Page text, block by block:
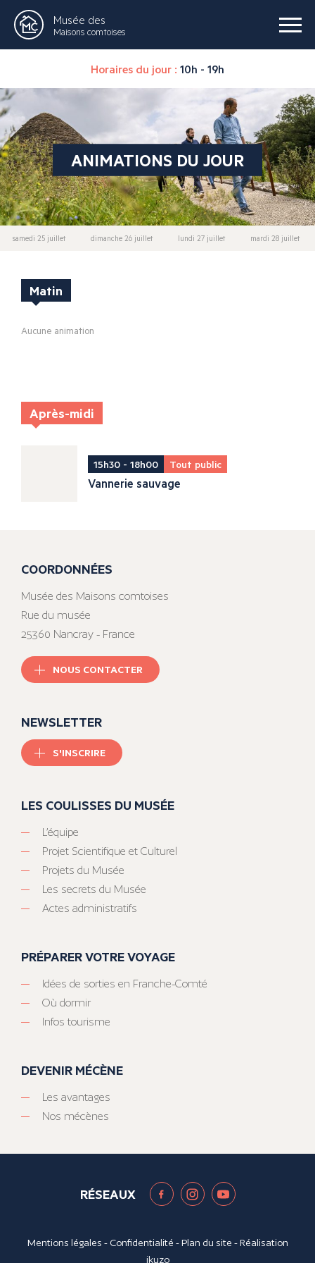
Musée des
Maisons comtoises
Horaires du jour : 10h - 19h
ANIMATIONS DU JOUR
samedi 25 juillet dimanche 26 juillet lundi 27 juillet mardi 28 juillet
Matin
Aucune animation
Après-midi
15h30 - 18h00 Tout public
Vannerie sauvage
COORDONNÉES
Musée des Maisons comtoises
Rue du musée
25360 Nancray - France
NOUS CONTACTER
NEWSLETTER
S'INSCRIRE
LES COULISSES DU MUSÉE
L’équipe
Projet Scientifique et Culturel
Projets du Musée
Les secrets du Musée
Actes administratifs
PRÉPARER VOTRE VOYAGE
Idées de sorties en Franche-Comté
Où dormir
Infos tourisme
DEVENIR MÉCÈNE
Les avantages
Nos mécènes
RÉSEAUX
Mentions légales - Confidentialité -Plan du site - Réalisation
ikuzo